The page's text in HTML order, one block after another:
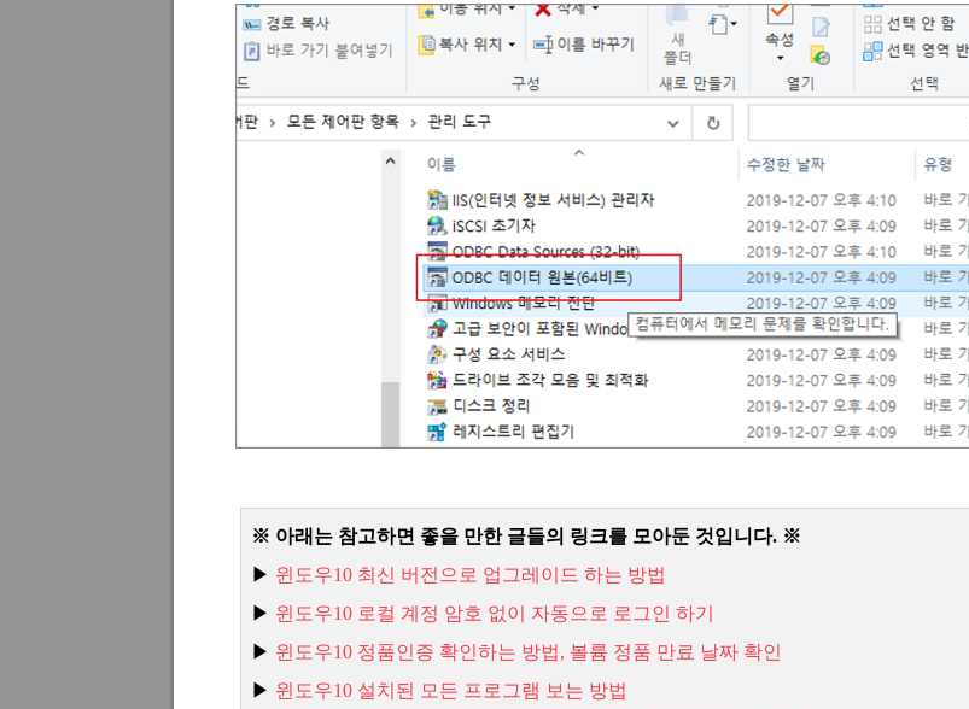
※ 아래는 참고하면 좋을 만한 글들의 링크를 모아둔 것입니다. ※
▶ 윈도우10 최신 버전으로 업그레이드 하는 방법
▶ 윈도우10 로컬 계정 암호 없이 자동으로 로그인 하기
▶ 윈도우10 정품인증 확인하는 방법, 볼륨 정품 만료 날짜 확인
▶ 윈도우10 설치된 모든 프로그램 보는 방법